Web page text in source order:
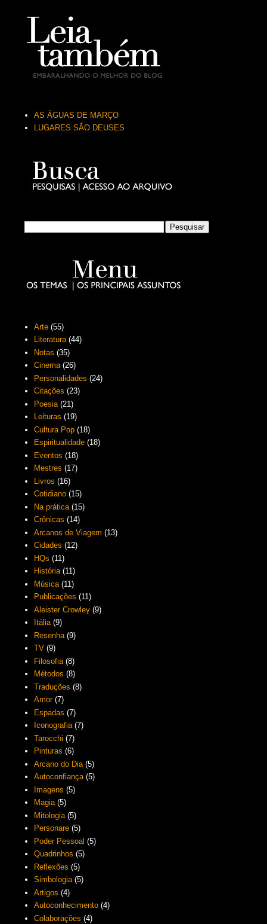
AS ÁGUAS DE MARÇO
LUGARES SÃO DEUSES
Arte (55)
Literatura (44)
Notas (35)
Cinema (26)
Personalidades (24)
Citações (23)
Poesia (21)
Leituras (19)
Cultura Pop (18)
Espiritualidade (18)
Eventos (18)
Mestres (17)
Livros (16)
Cotidiano (15)
Na prática (15)
Crônicas (14)
Arcanos de Viagem (13)
Cidades (12)
HQs (11)
História (11)
Música (11)
Publicações (11)
Aleister Crowley (9)
Itália (9)
Resenha (9)
TV (9)
Filosofia (8)
Métodos (8)
Traduções (8)
Amor (7)
Espadas (7)
Iconografia (7)
Tarocchi (7)
Pinturas (6)
Arcano do Dia (5)
Autoconfiança (5)
Imagens (5)
Magia (5)
Mitologia (5)
Personare (5)
Poder Pessoal (5)
Quadrinhos (5)
Reflexões (5)
Simbologia (5)
Artigos (4)
Autoconhecimento (4)
Colaborações (4)